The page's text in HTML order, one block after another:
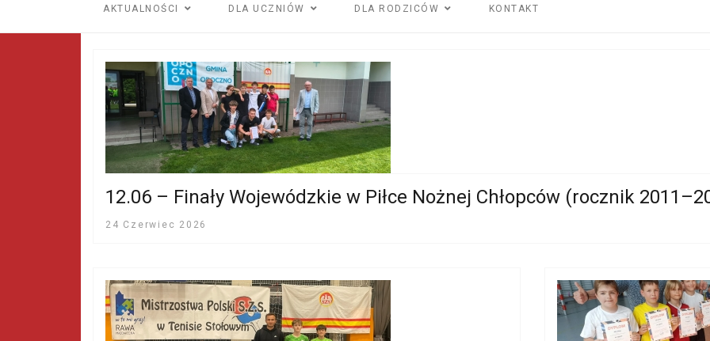
AKTUALNOŚCI DLA UCZNIÓW DLA RODZICÓW KONTAKT
12.06 – Finały Wojewódzkie w Piłce Nożnej Chłopców (rocznik
24 Czerwiec 2026